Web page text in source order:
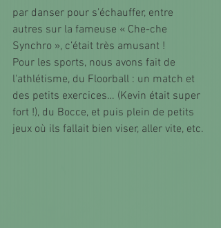
par danser pour s’échauffer, entre
autres sur la fameuse « Che-che
Synchro », c’était très amusant !
Pour les sports, nous avons fait de
l'athlétisme, du Floorball : un match et
des petits exercices… (Kevin était super
fort !), du Bocce, et puis plein de petits
jeux où ils fallait bien viser, aller vite, etc.